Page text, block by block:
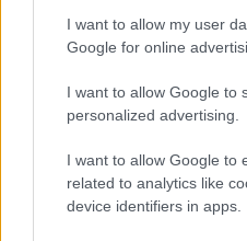
I want to allow my user
Google for online
I want to allow Google to
personalized advertising.
I want to allow Google to
related to analytics like
device identifiers in apps.